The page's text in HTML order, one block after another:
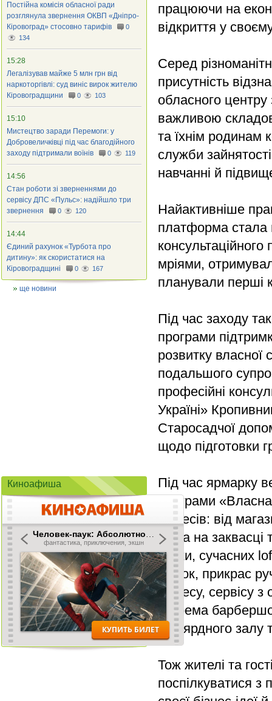
працюючи на
відкриття у
Серед
присутність
обласного центру
важливою
та їхнім родинам
служби
навчанні й
Найактивніше
платформа стала
консультаційного
мріями,
планували перші
Під час заходу
програми
розвитку власної
подальшого
професійні
Україні»
Старосадчої
щодо підготовки
Під час ярмарку
програми
бізнесів: від
хліба на
ковки, сучасних
свічок, прикрас
бізнесу, сервісу
зокрема
більярдного залу
Тож жителі та
поспілкуватися з
Постійна комісія обласної ради
розглянула звернення ОКВП «Дніпро-
Кіровоград» стосовно тарифів
0
134
15:28
Легалізував майже 5 млн грн від
наркоторгівлі: суд виніс вирок жителю
Кіровоградщини
0 103
15:10
Мистецтво заради Перемоги: у
Добровеличківці під час благодійного
заходу підтримали воїнів
0 119
14:56
Стан роботи зі зверненнями до
сервісу ДПС «Пульс»: надійшло три
звернення
0 120
14:44
Єдиний рахунок «Турбота про
дитину»: як скористатися на
Кіровоградщині
0 167
ще новини
Киноафиша